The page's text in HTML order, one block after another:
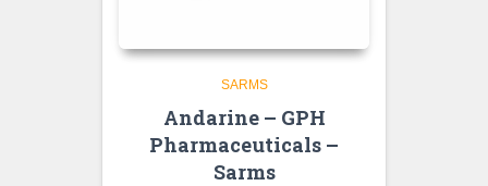
SARMS
Andarine – GPH
Pharmaceuticals –
Sarms